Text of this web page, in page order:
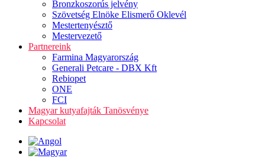
Bronzkoszorús jelvény
Szövetség Elnöke Elismerő Oklevél
Mestertenyésztő
Mestervezető
Partnereink
Farmina Magyarország
Generali Petcare - DBX Kft
Rebiopet
ONE
FCI
Magyar kutyafajták Tanösvénye
Kapcsolat